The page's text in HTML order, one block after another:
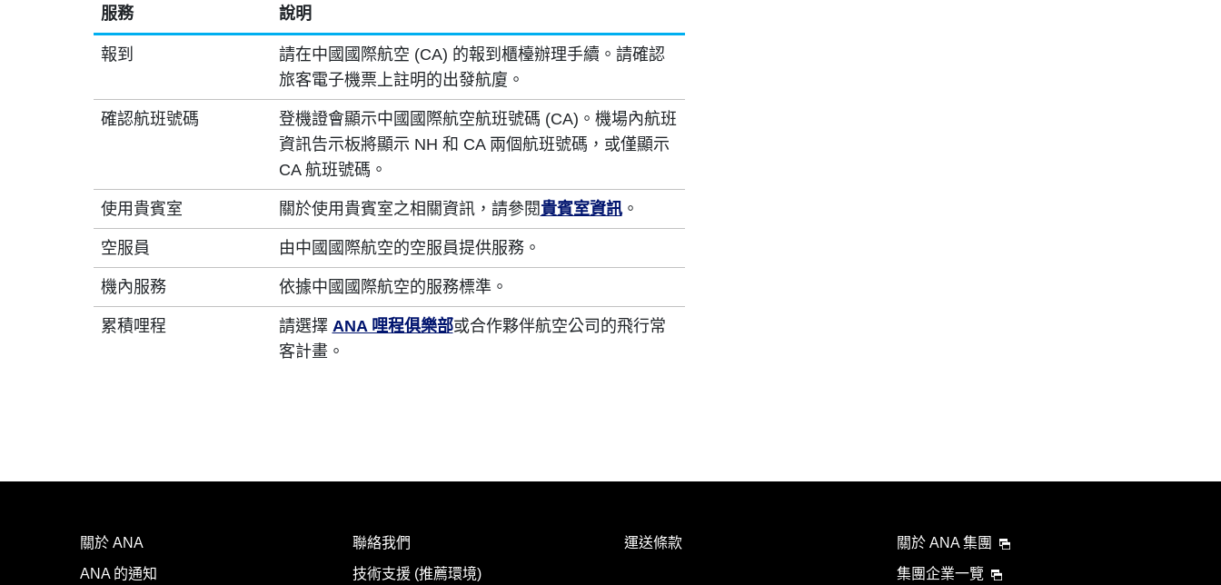
服務 說明
報到
請在中國國際航空 (CA) 的報到櫃檯辦理手續。請確認
旅客電子機票上註明的出發航廈。
確認航班號碼
登機證會顯示中國國際航空航班號碼 (CA)。機場內航班
資訊告示板將顯示 NH 和 CA 兩個航班號碼，或僅顯示
CA 航班號碼。
使用貴賓室 關於使用貴賓室之相關資訊，請參閱貴賓室資訊。
空服員 由中國國際航空的空服員提供服務。
機內服務 依據中國國際航空的服務標準。
累積哩程 請選擇 ANA 哩程俱樂部或合作夥伴航空公司的飛行常
客計畫。
關於 ANA
ANA 的通知
聯絡我們
技術支援 (推薦環境)
運送條款
關於 ANA 集團
集團企業一覽